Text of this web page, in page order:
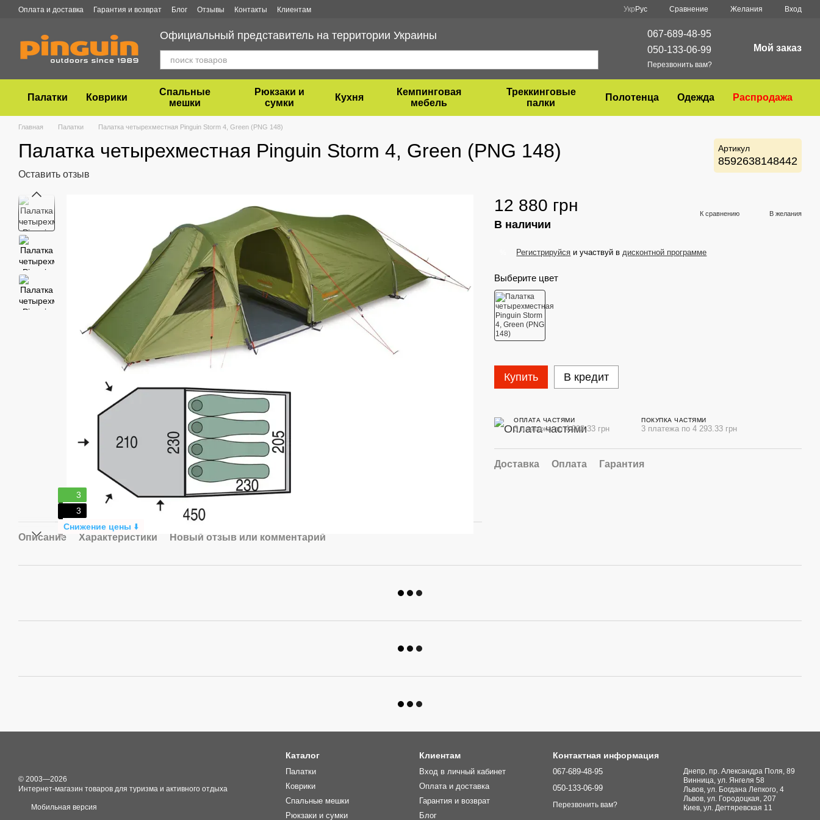
Перейти к основному контенту
Оплата и доставка Гарантия и возврат Блог Отзывы Контакты Клиентам Укр Рус Сравнение Желания Вход
Официальный представитель на территории Украины
067-689-48-95
050-133-06-99
Перезвонить вам?
Мой заказ
Палатки Коврики
Спальные
мешки
Рюкзаки и
сумки
Кухня
Кемпинговая
мебель
Треккинговые
палки
Полотенца Одежда Распродажа
Главная Палатки Палатка четырехместная Pinguin Storm 4, Green (PNG 148)
Палатка четырехместная Pinguin Storm 4, Green (PNG 148) Артикул
8592638148442
Оставить отзыв
3
3
Снижение цены ⬇️
Описание Характеристики Новый отзыв или комментарий
12 880 грн
В наличии
К сравнению В желания
Регистрируйся и участвуй вдисконтной программе
Выберите цвет
Купить В кредит
ОПЛАТА ЧАСТЯМИ
3 платежа по 4 293.33 грн
ПОКУПКА ЧАСТЯМИ
3 платежа по 4 293.33 грн
Доставка Оплата Гарантия
© 2003—2026
Интернет-магазин товаров для туризма и активного отдыха
Мобильная версия
Каталог
Палатки
Коврики
Спальные мешки
Рюкзаки и сумки
Клиентам
Вход в личный кабинет
Оплата и доставка
Гарантия и возврат
Блог
Контактная информация
067-689-48-95
050-133-06-99
Перезвонить вам?
Днепр, пр. Александра Поля, 89
Винница, ул. Янгеля 58
Львов, ул. Богдана Лепкого, 4
Львов, ул. Городоцкая, 207
Киев, ул. Дегтяревская 11